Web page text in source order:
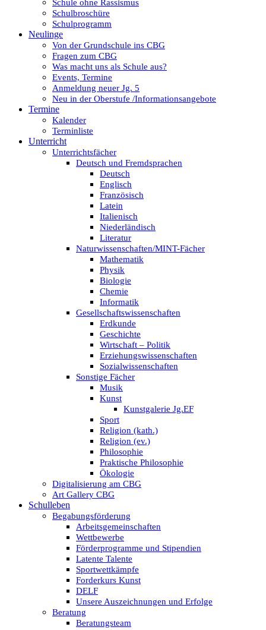
Schule ohne Rassismus
Schulbroschüre
Schulprogramm
Neulinge
Von der Grundschule ins CBG
Fragen zum CBG
Was macht uns als Schule aus?
Events, Termine
Anmeldung neuer Jg. 5
Neu in der Oberstufe /Informationsangebote
Termine
Kalender
Terminliste
Unterricht
Unterrichtsfächer
Deutsch und Fremdsprachen
Deutsch
Englisch
Französisch
Latein
Italienisch
Niederländisch
Literatur
Naturwissenschaften/MINT-Fächer
Mathematik
Physik
Biologie
Chemie
Informatik
Gesellschaftswissenschaften
Erdkunde
Geschichte
Wirtschaft – Politik
Erziehungswissenschaften
Sozialwissenschaften
Sonstige Fächer
Musik
Kunst
Kunstgalerie Jg.EF
Sport
Religion (kath.)
Religion (ev.)
Philosophie
Praktische Philosophie
Ökologie
Digitalisierung am CBG
Art Gallery CBG
Schulleben
Begabungsförderung
Arbeitsgemeinschaften
Wettbewerbe
Förderprogramme und Stipendien
Latente Talente
Sportwettkämpfe
Forderkurs Kunst
DELF
Unsere Auszeichnungen und Erfolge
Beratung
Beratungsteam